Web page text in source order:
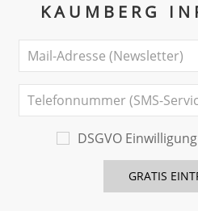
KAUMBERG
DSGVO